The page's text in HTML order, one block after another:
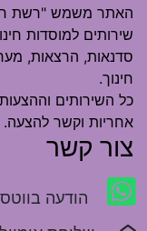
האתר משמש "רשת
שירותים למוסדות
סדנאות, הרצאות,
חינוך.
כל השירותים
אחריות וקשר להצעה.
צור קשר
הודעה